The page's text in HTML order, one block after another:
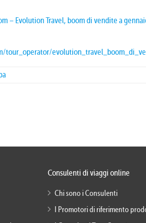
– Evolution Travel, boom di vendite a
tour_operator/
Consulenti di viaggi online
Chi sono i Consulenti
I Promotori di riferimento